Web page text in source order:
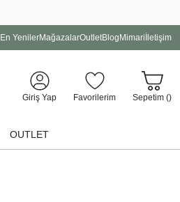
En YenilerMağazalarOutletBlog Mimari İletişim
Giriş Yap Favorilerim Sepetim ()
OUTLET